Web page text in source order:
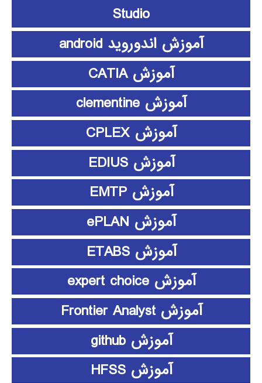
Studio
آموزش اندوروید android
آموزش CATIA
آموزش clementine
آموزش CPLEX
آموزش EDIUS
آموزش EMTP
آموزش ePLAN
آموزش ETABS
آموزش expert choice
آموزش Frontier Analyst
آموزش github
آموزش HFSS